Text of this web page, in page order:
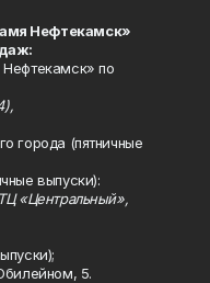
Нефтекамск»
Нефтекамск» по
города (пятничные
выпуски):
«Центральный»,
5.